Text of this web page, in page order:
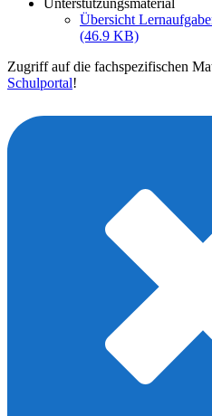
Unterstützungsmaterial
Übersicht
(46.9 KB)
Zugriff auf die fachspezifischen
Schulportal!